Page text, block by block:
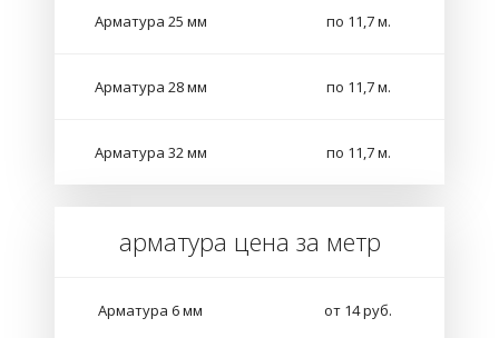
Арматура 25 мм по 11,7 м.
Арматура 28 мм по 11,7 м.
Арматура 32 мм по 11,7 м.
арматура цена за метр
Арматура 6 мм от 14 руб.